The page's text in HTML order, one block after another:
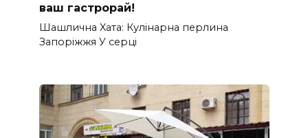
ваш гастрорай!
Шашлична Xата: Кулінарна перлина
Запоріжжя У серці